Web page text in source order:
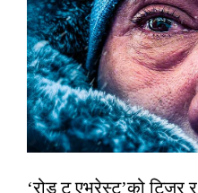
‘रोड टु एभरेस्ट’को टिजर